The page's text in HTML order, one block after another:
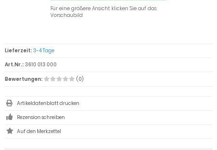
Für eine größere Ansicht klicken Sie auf das
Vorschaubild
Lieferzeit: 3-4 Tage
Art.Nr.: 3610 013 000
Bewertungen:
(0)
Artikeldatenblatt drucken
Rezension schreiben